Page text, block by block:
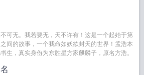
可无。我若要无，天不许有！这是一个起始于第
间的故事，一个我命如妖欲封天的世界！孟浩本
生，真实身份为东胜星方家麒麟子，原名方浩。